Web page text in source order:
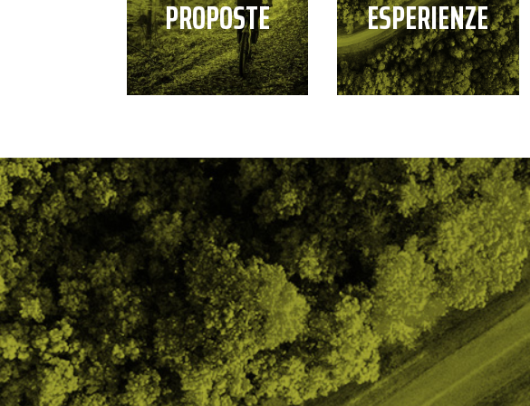
PROPOSTE ESPERIENZE